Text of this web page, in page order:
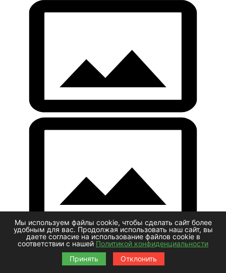
Мы используем файлы cookie, чтобы сделать сайт более
удобным для вас. Продолжая использовать наш сайт, вы
даете согласие на использование файлов cookie в
соответствии с нашей Политикой конфиденциальности
Принять
Отклонить